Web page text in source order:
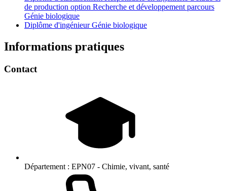
de production option Recherche et développement parcours
Génie biologique
Diplôme d'ingénieur Génie biologique
Informations pratiques
Contact
Département : EPN07 - Chimie, vivant, santé